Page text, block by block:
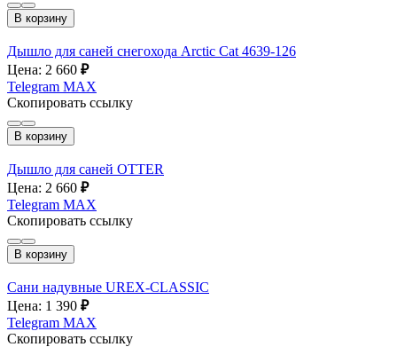
В корзину
Дышло для саней снегохода Arctic Cat 4639-126
Цена: 2 660 ₽
Telegram MAX
Скопировать ссылку
В корзину
Дышло для саней OTTER
Цена: 2 660 ₽
Telegram MAX
Скопировать ссылку
В корзину
Сани надувные UREX-CLASSIC
Цена: 1 390 ₽
Telegram MAX
Скопировать ссылку